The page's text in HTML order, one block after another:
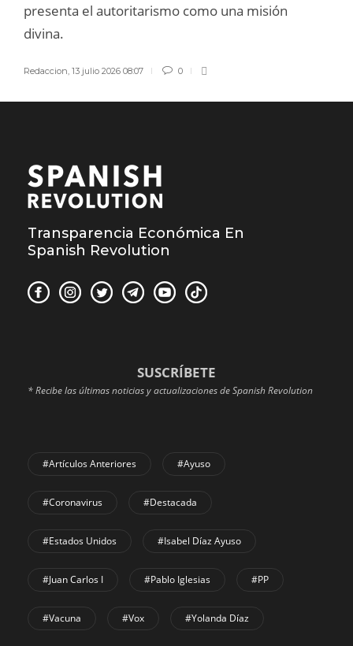
presenta el autoritarismo como una misión
divina.
Redaccion, 13 julio 2026 08:07 0
Transparencia Económica En
Spanish Revolution
SUSCRÍBETE
* Recibe las últimas noticias y actualizaciones de Spanish Revolution
#Artículos Anteriores #Ayuso
#coronavirus #Destacada
#Estados Unidos #Isabel Díaz Ayuso
#Juan Carlos I #Pablo Iglesias #PP
#Vacuna #Vox #Yolanda Díaz